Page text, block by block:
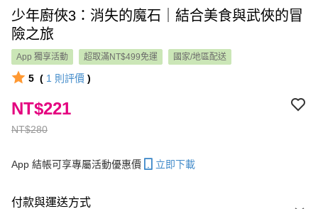
少年廚俠3：消失的魔石｜結合美食與武俠的冒
險之旅
App 獨享活動 超取滿NT$499免運 國家/地區配送
5 ( 1 則評價 )
NT$280
NT$221
App 結帳可享專屬活動優惠價 立即下載
付款與運送方式